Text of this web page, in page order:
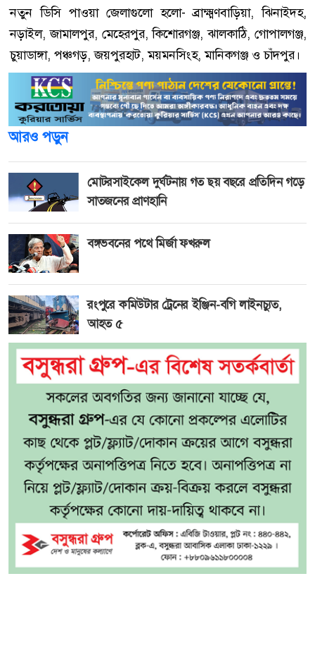
নতুন ডিসি পাওয়া জেলাগুলো হলো- ব্রাক্ষ্মণবাড়িয়া, ঝিনাইদহ,
নড়াইল, জামালপুর, মেহেরপুর, কিশোরগঞ্জ, ঝালকাঠি, গোপালগঞ্জ,
চুয়াডাঙ্গা, পঞ্চগড়, জয়পুরহাট, ময়মনসিংহ, মানিকগঞ্জ ও চাঁদপুর।
আরও পড়ুন
মোটরসাইকেল দুর্ঘটনায় গত ছয় বছরে প্রতিদিন গড়ে
সাতজনের প্রাণহানি
বঙ্গভবনের পথে মির্জা ফখরুল
রংপুরে কমিউটার ট্রেনের ইঞ্জিন-বগি লাইনচ্যুত,
আহত ৫